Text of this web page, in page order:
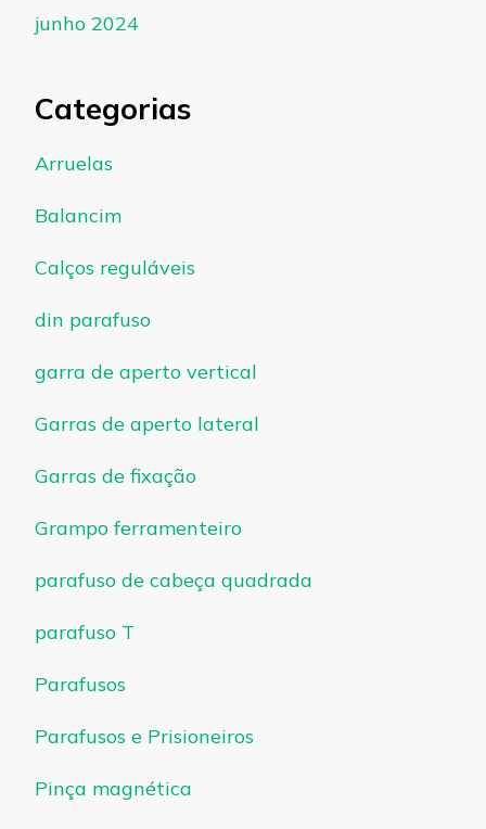
junho 2024
Categorias
Arruelas
Balancim
Calços reguláveis
din parafuso
garra de aperto vertical
Garras de aperto lateral
Garras de fixação
Grampo ferramenteiro
parafuso de cabeça quadrada
parafuso T
Parafusos
Parafusos e Prisioneiros
Pinça magnética